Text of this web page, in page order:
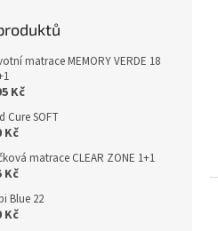
matrace MEMORY VERDE 18
Kč
Cure SOFT
Kč
matrace CLEAR ZONE 1+1
Kč
Blue 22
Kč